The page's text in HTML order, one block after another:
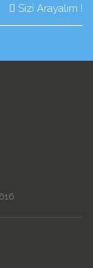
Sizi Arayalım !